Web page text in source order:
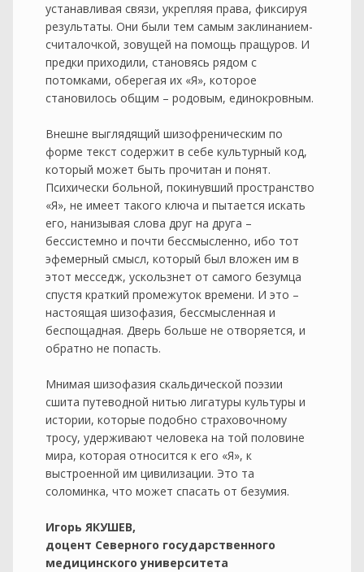
устанавливая связи, укрепляя права, фиксируя
результаты. Они были тем самым заклинанием-
считалочкой, зовущей на помощь пращуров. И
предки приходили, становясь рядом с
потомками, оберегая их «Я», которое
становилось общим – родовым, единокровным.
Внешне выглядящий шизофреническим по
форме текст содержит в себе культурный код,
который может быть прочитан и понят.
Психически больной, покинувший пространство
«Я», не имеет такого ключа и пытается искать
его, нанизывая слова друг на друга –
бессистемно и почти бессмысленно, ибо тот
эфемерный смысл, который был вложен им в
этот месседж, ускользнет от самого безумца
спустя краткий промежуток времени. И это –
настоящая шизофазия, бессмысленная и
беспощадная. Дверь больше не отворяется, и
обратно не попасть.
Мнимая шизофазия скальдической поэзии
сшита путеводной нитью лигатуры культуры и
истории, которые подобно страховочному
тросу, удерживают человека на той половине
мира, которая относится к его «Я», к
выстроенной им цивилизации. Это та
соломинка, что может спасать от безумия.
Игорь ЯКУШЕВ,
доцент Северного государственного
медицинского университета